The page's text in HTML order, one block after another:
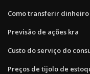
Como transferir
Previsão de ações kra
Custo do serviço do
Preços de tijolo de